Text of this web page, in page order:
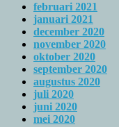
februari 2021
januari 2021
december 2020
november 2020
oktober 2020
september 2020
augustus 2020
juli 2020
juni 2020
mei 2020